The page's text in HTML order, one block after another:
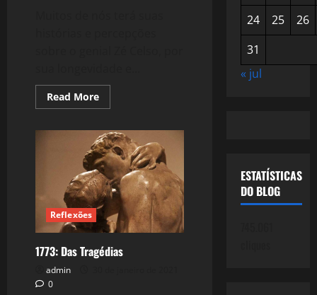
Read MoreRead
more
Celso
Martinez
–
O
Bardo
Maior!
Reflexões
1773: Das Tragédias
admin
0
24
25
26
31
« jul
ESTATÍSTICAS
DO BLOG